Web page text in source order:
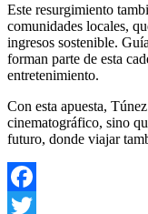
Este resurgimiento
comunidades locales,
ingresos sostenible.
forman parte de esta
entretenimiento.
Con esta apuesta, Túnez
cinematográfico, sino
futuro, donde viajar
Facebook